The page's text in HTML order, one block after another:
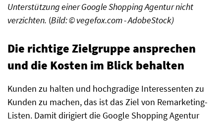
Unterstützung einer Google Shopping Agentur nicht
verzichten. (Bild: © vegefox.com - AdobeStock)
Die richtige Zielgruppe ansprechen
und die Kosten im Blick behalten
Kunden zu halten und hochgradige Interessenten zu
Kunden zu machen, das ist das Ziel von Remarketing-
Listen. Damit dirigiert die Google Shopping Agentur